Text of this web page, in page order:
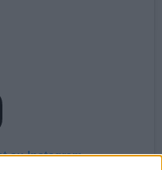
su Instagram